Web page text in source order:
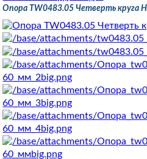
Опора TW0483.05 Четверть круга